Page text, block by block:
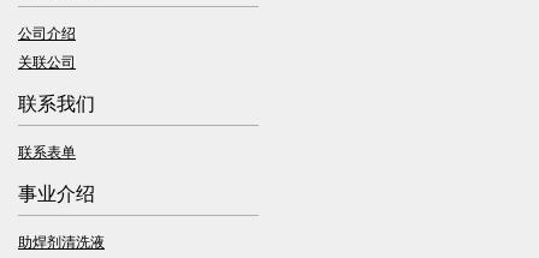
公司介绍
关联公司
联系我们
联系表单
事业介绍
助焊剂清洗液